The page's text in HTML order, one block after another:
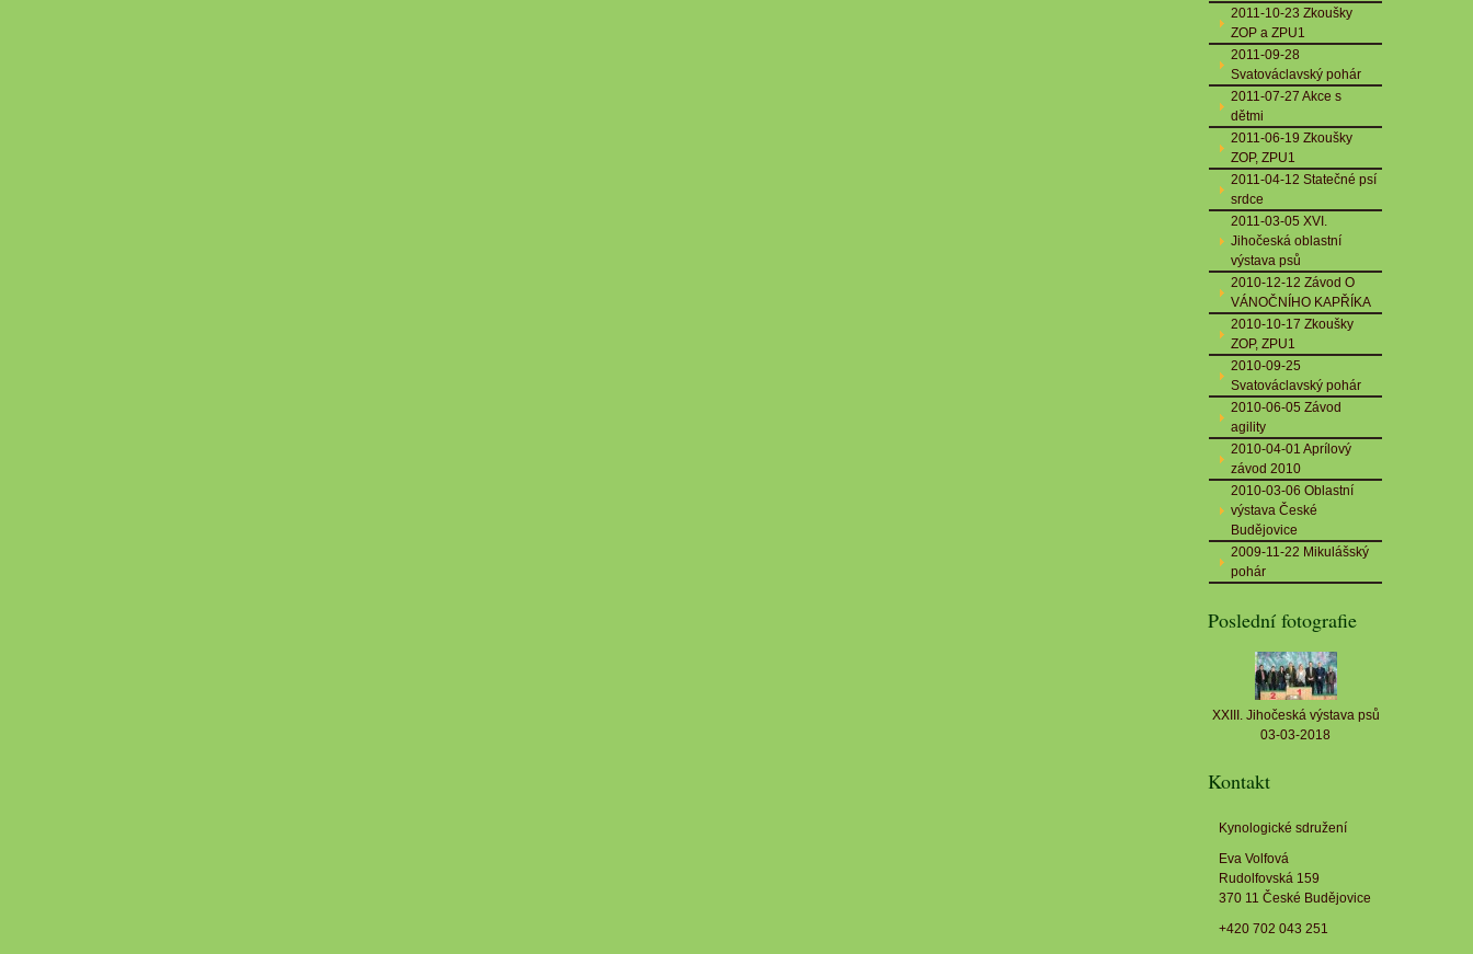
2011-10-23 Zkoušky
ZOP a ZPU1
2011-09-28
Svatováclavský pohár
2011-07-27 Akce s
dětmi
2011-06-19 Zkoušky
ZOP, ZPU1
2011-04-12 Statečné psí
srdce
2011-03-05 XVI.
Jihočeská oblastní
výstava psů
2010-12-12 Závod O
VÁNOČNÍHO KAPŘÍKA
2010-10-17 Zkoušky
ZOP, ZPU1
2010-09-25
Svatováclavský pohár
2010-06-05 Závod
agility
2010-04-01 Aprílový
závod 2010
2010-03-06 Oblastní
výstava České
Budějovice
2009-11-22 Mikulášský
pohár
Poslední fotografie
XXIII. Jihočeská výstava psů
03-03-2018
Kontakt
Kynologické sdružení
Eva Volfová
Rudolfovská 159
370 11 České Budějovice
+420 702 043 251